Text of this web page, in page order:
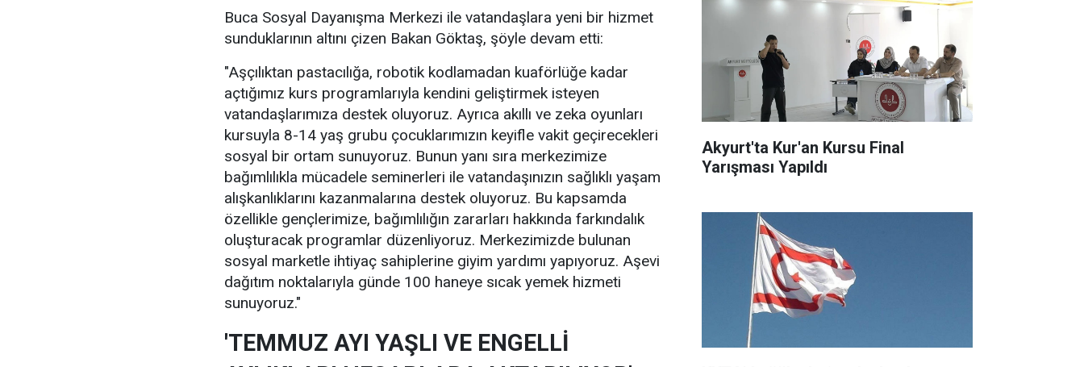
Buca Sosyal Dayanışma Merkezi ile vatandaşlara yeni bir hizmet
sunduklarının altını çizen Bakan Göktaş, şöyle devam etti:
"Aşçılıktan pastacılığa, robotik kodlamadan kuaförlüğe kadar
açtığımız kurs programlarıyla kendini geliştirmek isteyen
vatandaşlarımıza destek oluyoruz. Ayrıca akıllı ve zeka oyunları
kursuyla 8-14 yaş grubu çocuklarımızın keyifle vakit geçirecekleri
sosyal bir ortam sunuyoruz. Bunun yanı sıra merkezimize
bağımlılıkla mücadele seminerleri ile vatandaşınızın sağlıklı yaşam
alışkanlıklarını kazanmalarına destek oluyoruz. Bu kapsamda
özellikle gençlerimize, bağımlılığın zararları hakkında farkındalık
oluşturacak programlar düzenliyoruz. Merkezimizde bulunan
sosyal marketle ihtiyaç sahiplerine giyim yardımı yapıyoruz. Aşevi
dağıtım noktalarıyla günde 100 haneye sıcak yemek hizmeti
sunuyoruz."
'TEMMUZ AYI YAŞLI VE ENGELLİ
Akyurt'ta Kur'an Kursu Final
Yarışması Yapıldı